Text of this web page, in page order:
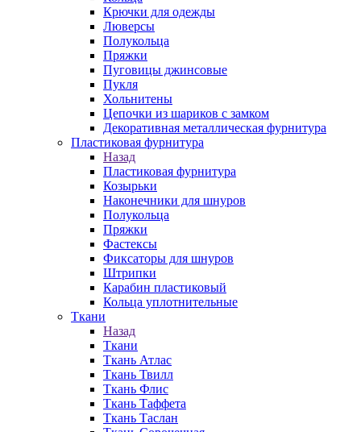
Крючки для одежды
Люверсы
Полукольца
Пряжки
Пуговицы джинсовые
Пукля
Хольнитены
Цепочки из шариков с замком
Декоративная металлическая фурнитура
Пластиковая фурнитура
Назад
Пластиковая фурнитура
Козырьки
Наконечники для шнуров
Полукольца
Пряжки
Фастексы
Фиксаторы для шнуров
Штрипки
Карабин пластиковый
Кольца уплотнительные
Ткани
Назад
Ткани
Ткань Атлас
Ткань Твилл
Ткань Флис
Ткань Таффета
Ткань Таслан